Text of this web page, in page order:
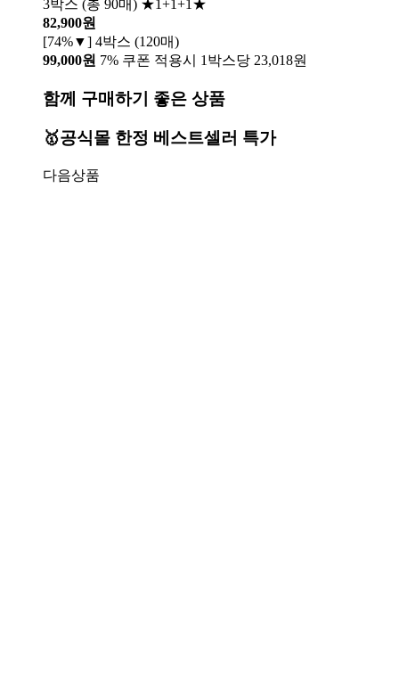
3박스 (총 90매) ★1+1+1★
82,900원
[74%▼] 4박스 (120매)
99,000원 7% 쿠폰 적용시 1박스당 23,018원
함께 구매하기 좋은 상품
🥇공식몰 한정 베스트셀러 특가
다음상품